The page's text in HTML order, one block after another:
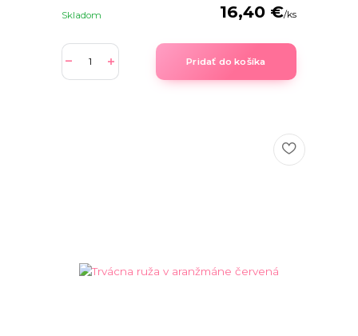
16,40 €/ks
Skladom
Pridať do košíka